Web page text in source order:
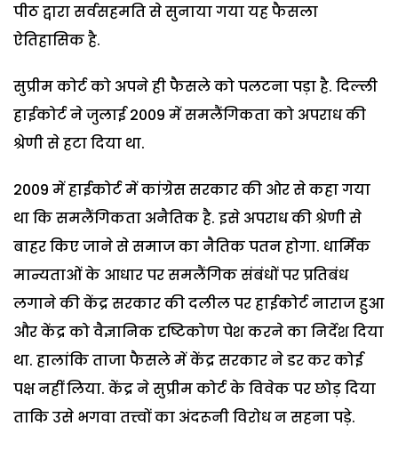
पीठ द्वारा सर्वसहमति से सुनाया गया यह फैसला
ऐतिहासिक है.
सुप्रीम कोर्ट को अपने ही फैसले को पलटना पड़ा है. दिल्ली
हाईकोर्ट ने जुलाई 2009 में समलैंगिकता को अपराध की
श्रेणी से हटा दिया था.
2009 में हाईकोर्ट में कांग्रेस सरकार की ओर से कहा गया
था कि समलैंगिकता अनैतिक है. इसे अपराध की श्रेणी से
बाहर किए जाने से समाज का नैतिक पतन होगा. धार्मिक
मान्यताओं के आधार पर समलैंगिक संबंधों पर प्रतिबंध
लगाने की केंद्र सरकार की दलील पर हाईकोर्ट नाराज हुआ
और केंद्र को वैज्ञानिक दृष्टिकोण पेश करने का निर्देश दिया
था. हालांकि ताजा फैसले में केंद्र सरकार ने डर कर कोई
पक्ष नहीं लिया. केंद्र ने सुप्रीम कोर्ट के विवेक पर छोड़ दिया
ताकि उसे भगवा तत्त्वों का अंदरूनी विरोध न सहना पड़े.